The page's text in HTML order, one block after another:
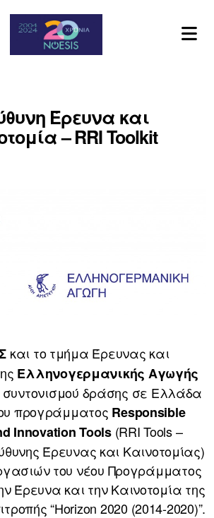
Έρευνα και
– RRI Toolkit
και το τμήμα Έρευνας και
Ελληνογερμανικής Αγωγής
συντονισμού δράσης σε Ελλάδα
προγράμματος Responsible
Innovation Tools(RRI Tools –
Έρευνας και Καινοτομίας)
του νέου Προγράμματος
Έρευνα και την Καινοτομία της
“Horizon 2020 (2014-2020)”.